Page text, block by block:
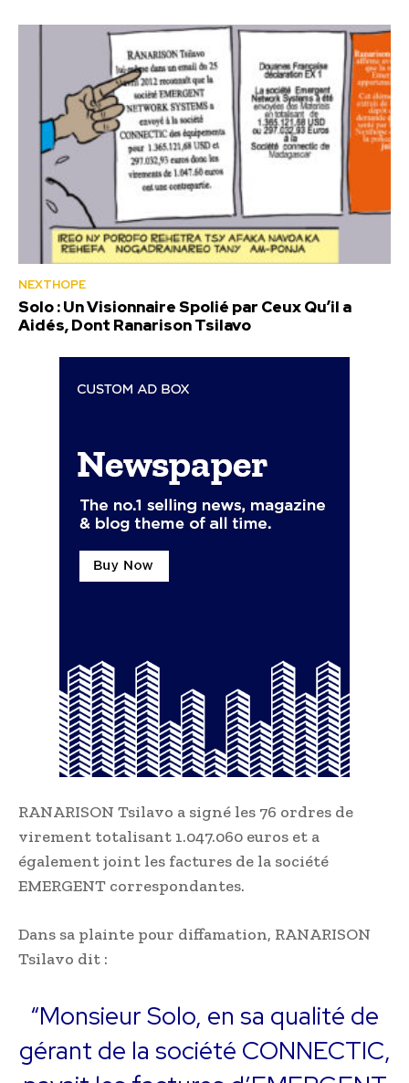
NEXTHOPE
Solo : Un Visionnaire Spolié par Ceux Qu’il a
Aidés, Dont Ranarison Tsilavo
RANARISON Tsilavo a signé les 76 ordres de
virement totalisant 1.047.060 euros et a
également joint les factures de la société
EMERGENT correspondantes.
Dans sa plainte pour diffamation, RANARISON
Tsilavo dit :
“Monsieur Solo, en sa qualité de
gérant de la société CONNECTIC,